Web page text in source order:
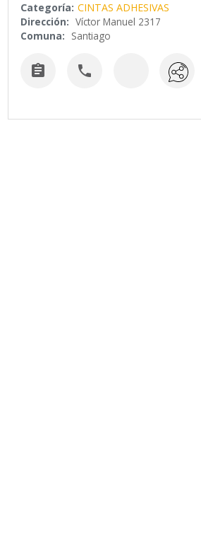
Categoría: CINTAS ADHESIVAS
Dirección: Víctor Manuel 2317
Comuna: Santiago
 